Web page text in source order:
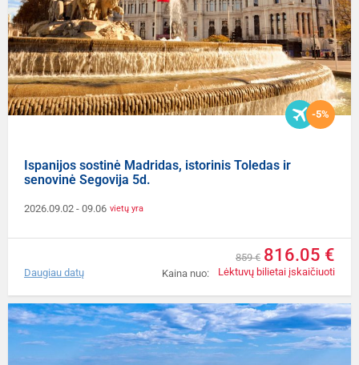
-5%
Ispanijos sostinė Madridas, istorinis Toledas ir
senovinė Segovija 5d.
2026.09.02 - 09.06 vietų yra
Kaina nuo:
859 € 816.05 €
Lėktuvų bilietai įskaičiuoti
Daugiau datų